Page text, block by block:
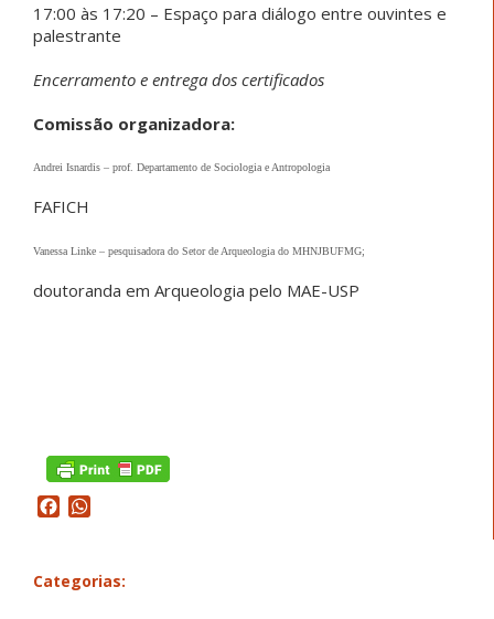
17:00 às 17:20 – Espaço para diálogo entre ouvintes e
palestrante
Encerramento e entrega dos certificados
Comissão organizadora:
Andrei Isnardis – prof. Departamento de Sociologia e Antropologia
FAFICH
Vanessa Linke – pesquisadora do Setor de Arqueologia do MHNJBUFMG;
doutoranda em Arqueologia pelo MAE-USP
Facebook
Categorias: